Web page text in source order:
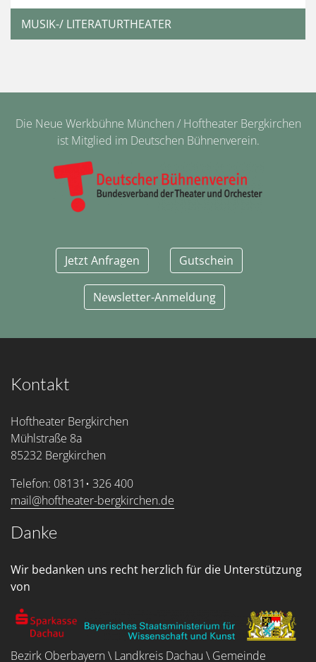
MUSIK-/ LITERATURTHEATER
Die Neue Werkbühne München / Hoftheater Bergkirchen
ist Mitglied im Deutschen Bühnenverein.
Jetzt Anfragen Gutschein
Newsletter-Anmeldung
Kontakt
Hoftheater Bergkirchen
Mühlstraße 8a
85232 Bergkirchen
Telefon: 08131• 326 400
mail@hoftheater-bergkirchen.de
Danke
Wir bedanken uns recht herzlich für die Unterstützung
von
Bezirk Oberbayern \ Landkreis Dachau \ Gemeinde